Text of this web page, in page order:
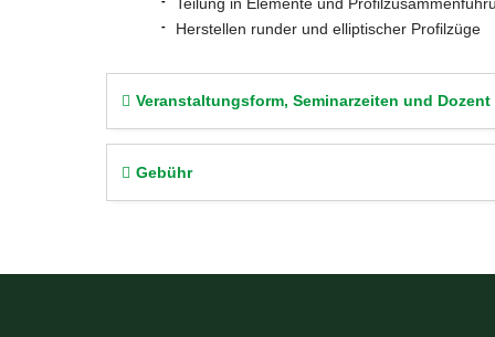
Herstellen runder und elliptischer Profilzüge
Veranstaltungsform, Seminarzeiten und Dozent
Gebühr